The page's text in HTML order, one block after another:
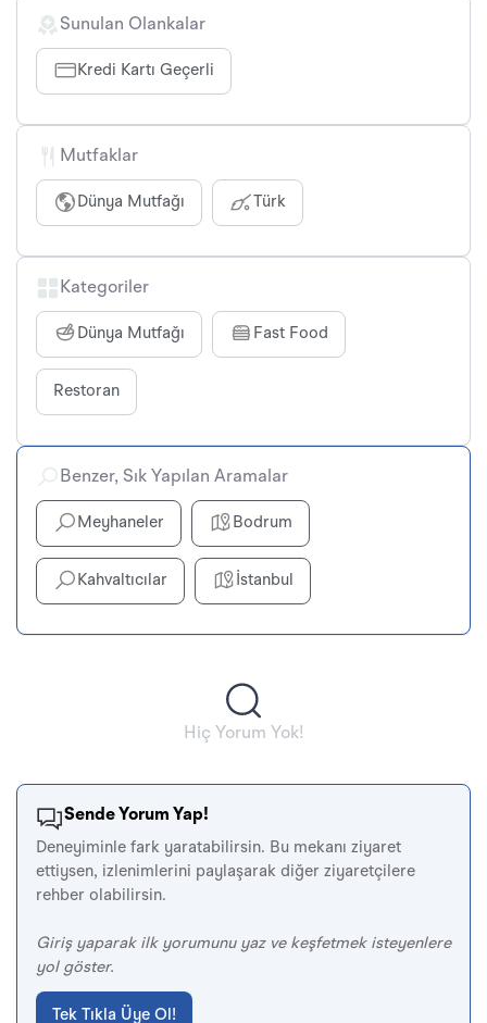
Sunulan Olankalar
Kredi Kartı Geçerli
Mutfaklar
Dünya Mutfağı Türk
Kategoriler
Dünya Mutfağı Fast Food
Restoran
Benzer, Sık Yapılan Aramalar
Meyhaneler Bodrum
Kahvaltıcılar İstanbul
Hiç Yorum Yok!
Sende Yorum Yap!
Deneyiminle fark yaratabilirsin. Bu mekanı ziyaret
ettiysen, izlenimlerini paylaşarak diğer ziyaretçilere
rehber olabilirsin.
Giriş yaparak ilk yorumunu yaz ve keşfetmek isteyenlere
yol göster.
Tek Tıkla Üye Ol!